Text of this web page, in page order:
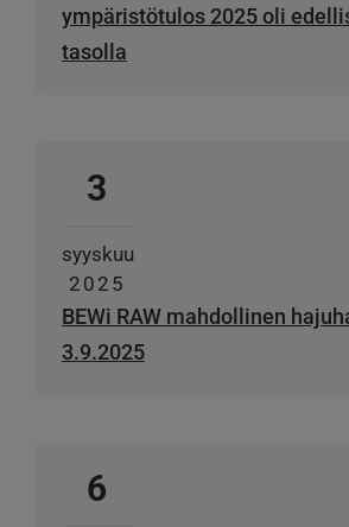
ympäristötulos 2025 oli
tasolla
3
syyskuu
2025
BEWi RAW mahdollinen
3.9.2025
6